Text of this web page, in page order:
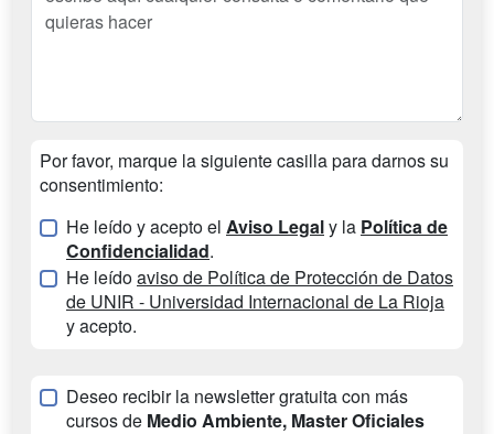
Por favor, marque la siguiente casilla para darnos su
consentimiento:
He leído y acepto el Aviso Legaly la Política de
Confidencialidad.
He leídoaviso de Política de Protección de Datos
de UNIR - Universidad Internacional de La Rioja
y acepto.
Deseo recibir la newsletter gratuita con más
cursos de Medio Ambiente, Master Oficiales